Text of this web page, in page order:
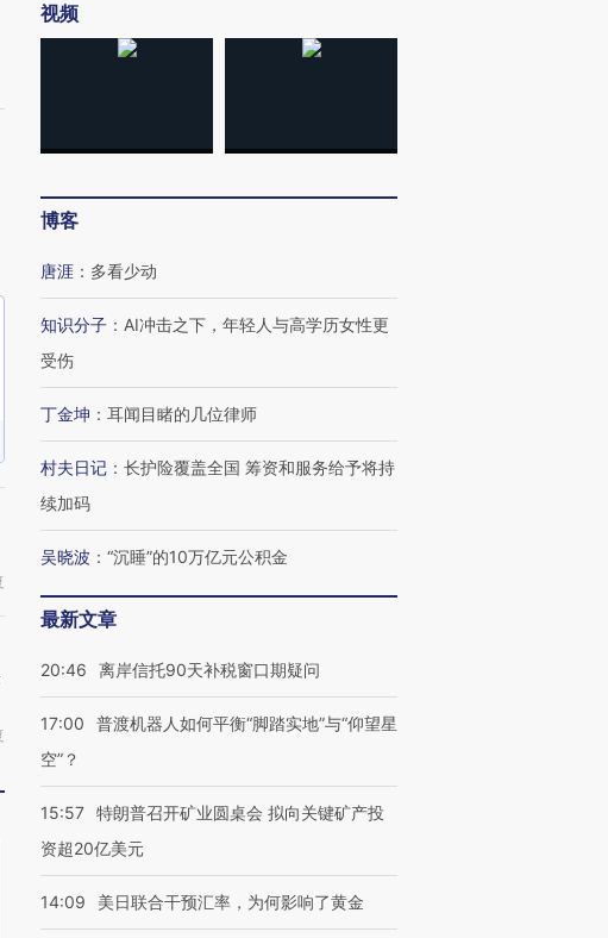
航飞行员跨国走私7万
视线｜被称为“蟑螂”的印
视线｜“入侵”还是“人道危
视频
博客
唐涯 ： 多看少动
知识分子 ： AI冲击之下，年轻人与高学历女性更
受伤
丁金坤 ： 耳闻目睹的几位律师
村夫日记 ： 长护险覆盖全国 筹资和服务给予将持
续加码
吴晓波 ： “沉睡”的10万亿元公积金
最新文章
20:46 离岸信托90天补税窗口期疑问
17:00
普渡机器人如何平衡“脚踏实地”与“仰望星
空”？
15:57 特朗普召开矿业圆桌会 拟向关键矿产投
资超20亿美元
14:09 美日联合干预汇率，为何影响了黄金